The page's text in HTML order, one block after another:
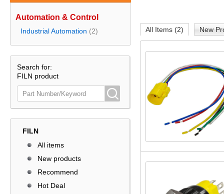
Automation & Control
Industrial Automation (2)
Search for:
FILN product
FILN
All items
New products
Recommend
Hot Deal
All Items (2) New